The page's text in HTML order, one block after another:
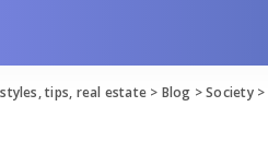
tips, real estate> Blog >Society>